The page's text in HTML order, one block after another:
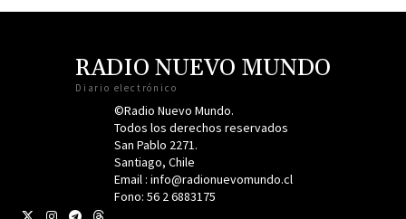
RADIO NUEVO MUNDO
Diario electrónico
©Radio Nuevo Mundo.
Todos los derechos reservados
San Pablo 2271.
Santiago, Chile
Email : info@radionuevomundo.cl
Fono: 56 2 6883175